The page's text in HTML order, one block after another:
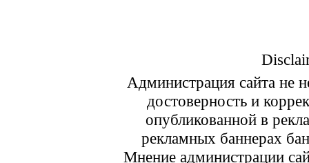
Администрация сайта не
достоверность и
опубликованной в
рекламных баннерах
Мнение администрации